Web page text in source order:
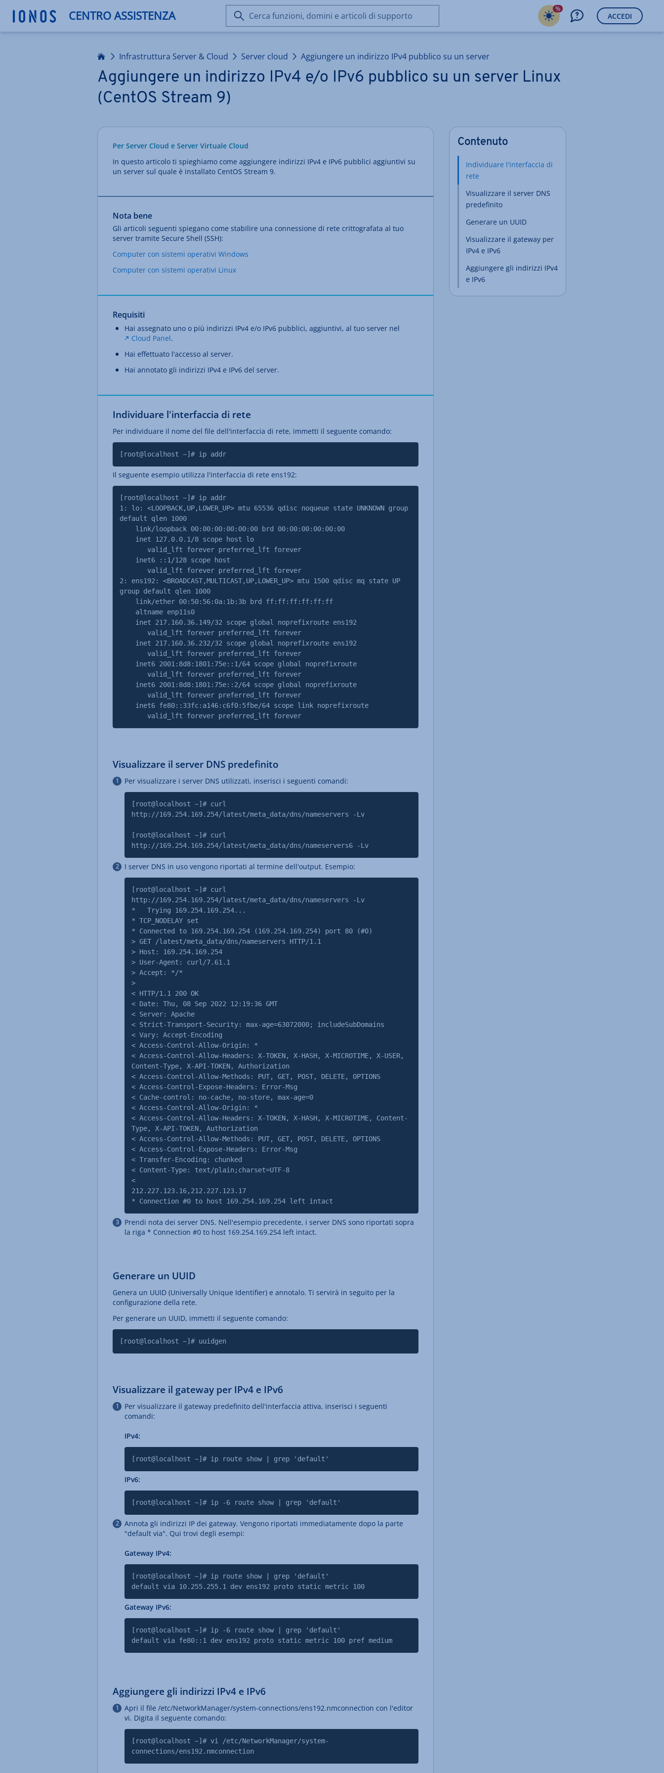
CENTRO ASSISTENZA
Cerca
funzioni,
articoli
di
supporto
%
ACCEDI
Homepage Infrastruttura Server & Cloud Server cloud Aggiungere un indirizzo IPv4 pubblico su un server
Aggiungere un indirizzo IPv4 e/o IPv6 pubblico su un server Linux
(CentOS Stream 9)
Per Server Cloud e Server Virtuale Cloud
In questo articolo ti spieghiamo come aggiungere indirizzi IPv4 e IPv6 pubblici aggiuntivi su
un server sul quale è installato CentOS Stream 9.
Nota bene
Gli articoli seguenti spiegano come stabilire una connessione di rete crittografata al tuo
server tramite Secure Shell (SSH):
Computer con sistemi operativi Windows
Computer con sistemi operativi Linux
Requisiti
Hai assegnato uno o più indirizzi IPv4 e/o IPv6 pubblici, aggiuntivi, al tuo server nel
Cloud Panel.
Hai effettuato l'accesso al server.
Hai annotato gli indirizzi IPv4 e IPv6 del server.
Individuare l'interfaccia di rete
Per individuare il nome del file dell'interfaccia di rete, immetti il seguente comando:
[root@localhost ~]# ip addr
Il seguente esempio utilizza l'interfaccia di rete ens192:
[root@localhost ~]# ip addr
1: lo: <LOOPBACK,UP,LOWER_UP> mtu 65536 qdisc noqueue state UNKNOWN group
default qlen 1000
link/loopback 00:00:00:00:00:00 brd 00:00:00:00:00:00
inet 127.0.0.1/8 scope host lo
valid_lft forever preferred_lft forever
inet6 ::1/128 scope host
valid_lft forever preferred_lft forever
2: ens192: <BROADCAST,MULTICAST,UP,LOWER_UP> mtu 1500 qdisc mq state UP
group default qlen 1000
link/ether 00:50:56:0a:1b:3b brd ff:ff:ff:ff:ff:ff
altname enp11s0
inet 217.160.36.149/32 scope global noprefixroute ens192
valid_lft forever preferred_lft forever
inet 217.160.36.232/32 scope global noprefixroute ens192
valid_lft forever preferred_lft forever
inet6 2001:8d8:1801:75e::1/64 scope global noprefixroute
valid_lft forever preferred_lft forever
inet6 2001:8d8:1801:75e::2/64 scope global noprefixroute
valid_lft forever preferred_lft forever
inet6 fe80::33fc:a146:c6f0:5fbe/64 scope link noprefixroute
valid_lft forever preferred_lft forever
Visualizzare il server DNS predefinito
Per visualizzare i server DNS utilizzati, inserisci i seguenti comandi:
[root@localhost ~]# curl
http://169.254.169.254/latest/meta_data/dns/nameservers -Lv
[root@localhost ~]# curl
http://169.254.169.254/latest/meta_data/dns/nameservers6 -Lv
I server DNS in uso vengono riportati al termine dell'output. Esempio:
[root@localhost ~]# curl
http://169.254.169.254/latest/meta_data/dns/nameservers -Lv
* Trying 169.254.169.254...
* TCP_NODELAY set
* Connected to 169.254.169.254 (169.254.169.254) port 80 (#0)
> GET /latest/meta_data/dns/nameservers HTTP/1.1
> Host: 169.254.169.254
> User-Agent: curl/7.61.1
> Accept: */*
>
< HTTP/1.1 200 OK
< Date: Thu, 08 Sep 2022 12:19:36 GMT
< Server: Apache
< Strict-Transport-Security: max-age=63072000; includeSubDomains
< Vary: Accept-Encoding
< Access-Control-Allow-Origin: *
< Access-Control-Allow-Headers: X-TOKEN, X-HASH, X-MICROTIME, X-USER,
Content-Type, X-API-TOKEN, Authorization
< Access-Control-Allow-Methods: PUT, GET, POST, DELETE, OPTIONS
< Access-Control-Expose-Headers: Error-Msg
< Cache-control: no-cache, no-store, max-age=0
< Access-Control-Allow-Origin: *
< Access-Control-Allow-Headers: X-TOKEN, X-HASH, X-MICROTIME, Content-
Type, X-API-TOKEN, Authorization
< Access-Control-Allow-Methods: PUT, GET, POST, DELETE, OPTIONS
< Access-Control-Expose-Headers: Error-Msg
< Transfer-Encoding: chunked
< Content-Type: text/plain;charset=UTF-8
<
212.227.123.16,212.227.123.17
* Connection #0 to host 169.254.169.254 left intact
Prendi nota dei server DNS. Nell'esempio precedente, i server DNS sono riportati sopra
la riga * Connection #0 to host 169.254.169.254 left intact.
Generare un UUID
Genera un UUID (Universally Unique Identifier) e annotalo. Ti servirà in seguito per la
configurazione della rete.
Per generare un UUID, immetti il seguente comando:
[root@localhost ~]# uuidgen
Visualizzare il gateway per IPv4 e IPv6
Per visualizzare il gateway predefinito dell'interfaccia attiva, inserisci i seguenti
comandi:
IPv4:
[root@localhost ~]# ip route show | grep 'default'
IPv6:
[root@localhost ~]# ip -6 route show | grep 'default'
Annota gli indirizzi IP dei gateway. Vengono riportati immediatamente dopo la parte
"default via". Qui trovi degli esempi:
Gateway IPv4:
[root@localhost ~]# ip route show | grep 'default'
default via 10.255.255.1 dev ens192 proto static metric 100
Gateway IPv6:
[root@localhost ~]# ip -6 route show | grep 'default'
default via fe80::1 dev ens192 proto static metric 100 pref medium
Aggiungere gli indirizzi IPv4 e IPv6
Apri il file /etc/NetworkManager/system-connections/ens192.nmconnection con l'editor
vi. Digita il seguente comando:
[root@localhost ~]# vi /etc/NetworkManager/system-
connections/ens192.nmconnection
Contenuto
Individuare l'interfaccia di
rete
Visualizzare il server DNS
predefinito
Generare un UUID
Visualizzare il gateway per
IPv4 e IPv6
Aggiungere gli indirizzi IPv4
e IPv6